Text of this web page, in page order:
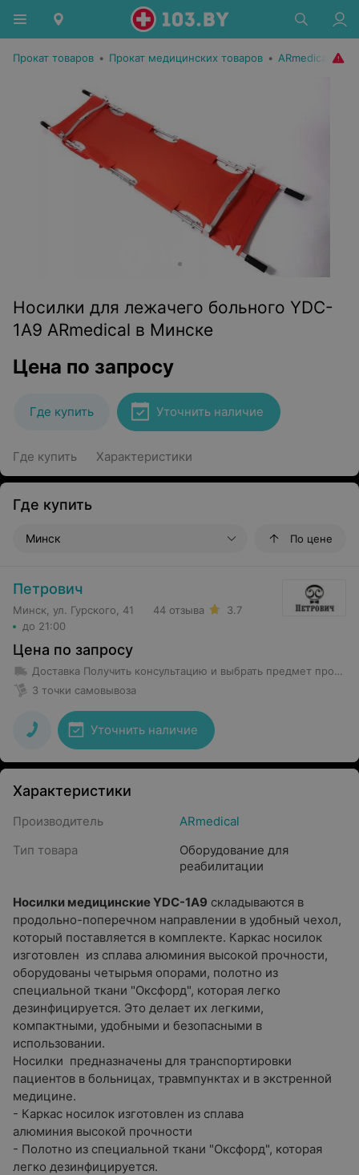
Прокат товаров • Прокат медицинских товаров • ARmedical
Носилки для лежачего больного YDC-
1A9 ARmedical в Минске
Цена по запросу
Где купить Уточнить наличие
Где купить Характеристики
Где купить
Минск По цене
Петрович
Минск, ул. Гурского, 41
до 21:00
44 отзыва 3.7
Цена по запросу
Доставка Получить консультацию и выбрать предмет проката возможно в магазине проката по адресу Гурского 37 -5Н с 8-00 до 22-00 без выходных Предметы проката весом менее 35 кг доставляются в первое помещение квартиры (частного дома). Курьеры не осуществляют уборку территории от препятствующих предметов и не передвигают объекты в квартире. Доставка предмета проката весом более 35 кг производится до подъезда.
3 точки самовывоза
Уточнить наличие
Характеристики
Производитель
ARmedical
Тип товара
Оборудование для
реабилитации
Носилки медицинские YDC-1A9 складываются в
продольно-поперечном направлении в удобный чехол,
который поставляется в комплекте. Каркас носилок
изготовлен из сплава алюминия высокой прочности,
оборудованы четырьмя опорами, полотно из
специальной ткани "Оксфорд", которая легко
дезинфицируется. Это делает их легкими,
компактными, удобными и безопасными в
использовании.
Носилки предназначены для транспортировки
пациентов в больницах, травмпунктах и в экстренной
медицине.
- Каркас носилок изготовлен из сплава
алюминия высокой прочности
- Полотно из специальной ткани "Оксфорд", которая
легко дезинфицируется.